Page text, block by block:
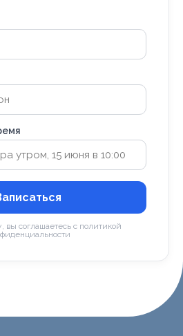
вы соглашаетесь с политикой